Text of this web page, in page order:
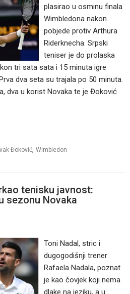
plasirao u osminu finala
Wimbledona nakon
pobjede protiv Arthura
Riderknecha. Srpski
teniser je do prolaska
tri sata sata i 15 minuta igre
dva seta su trajala po 50 minuta.
dva u korist Novaka te je Đoković
Đoković,Wimbledon
tenisku javnost:
sezonu Novaka
Toni Nadal, stric i
dugogodišnji trener
Rafaela Nadala, poznat
je kao čovjek koji nema
dlake na jeziku, a u